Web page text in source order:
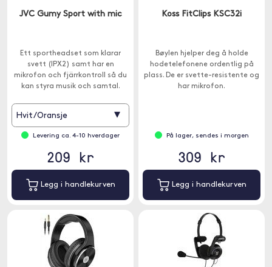
JVC Gumy Sport with mic
Ett sportheadset som klarar
svett (IPX2) samt har en
mikrofon och fjärrkontroll så du
kan styra musik och samtal.
Hvit/Oransje ▾
Levering ca. 4-10 hverdager
209 kr
Legg i handlekurven
Koss FitClips KSC32i
Bøylen hjelper deg å holde
hodetelefonene ordentlig på
plass. De er svette-resistente og
har mikrofon.
På lager, sendes i morgen
309 kr
Legg i handlekurven